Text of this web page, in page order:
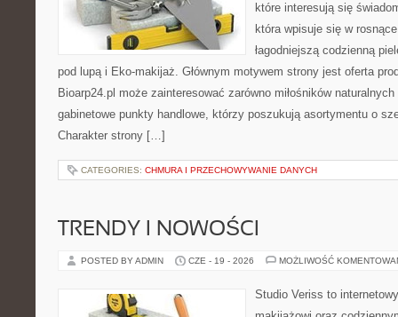
które interesują się
która wpisuje się w
łagodniejszą codzienną
pod lupą i Eko-makijaż. Głównym motywem strony jest oferta
Bioarp24.pl może zainteresować zarówno miłośników
gabinetowe punkty handlowe, którzy poszukują asortymentu o
Charakter strony […]
CATEGORIES: CHMURA I PRZECHOWYWANIE DANYCH
TRENDY I NOWOŚCI
POSTED BY ADMIN CZE - 19 - 2026 MOŻLIWOŚĆ
Studio Veriss to